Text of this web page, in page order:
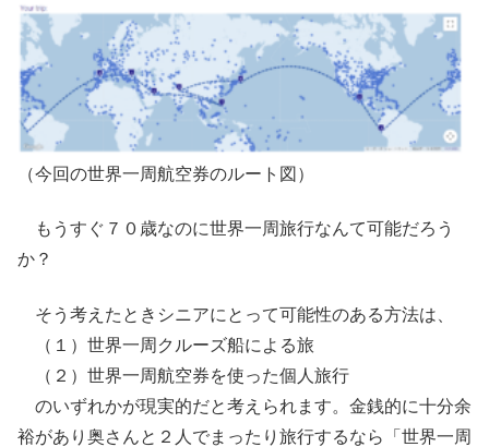
（今回の世界一周航空券のルート図）
もうすぐ７０歳なのに世界一周旅行なんて可能だろう
か？
そう考えたときシニアにとって可能性のある方法は、
（１）世界一周クルーズ船による旅
（２）世界一周航空券を使った個人旅行
のいずれかが現実的だと考えられます。金銭的に十分余
裕があり奥さんと２人でまったり旅行するなら「世界一周